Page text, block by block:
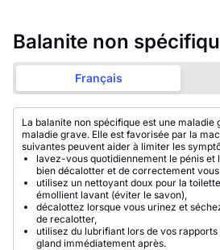
Balanite non
Français
La balanite non spécifique est une maladie
maladie grave. Elle est favorisée par la
suivantes peuvent aider à limiter les
lavez-vous quotidiennement le pénis et
bien décalotter et de correctement
utilisez un nettoyant doux pour la
émollient lavant (éviter le savon),
décalottez lorsque vous urinez et
de recalotter,
utilisez du lubrifiant lors de vos
gland immédiatement après.